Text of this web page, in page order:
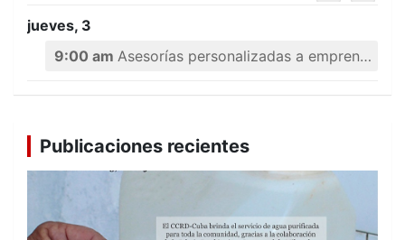
jueves, 3
9:00 am Asesorías personalizadas a emprendedores
Publicaciones recientes